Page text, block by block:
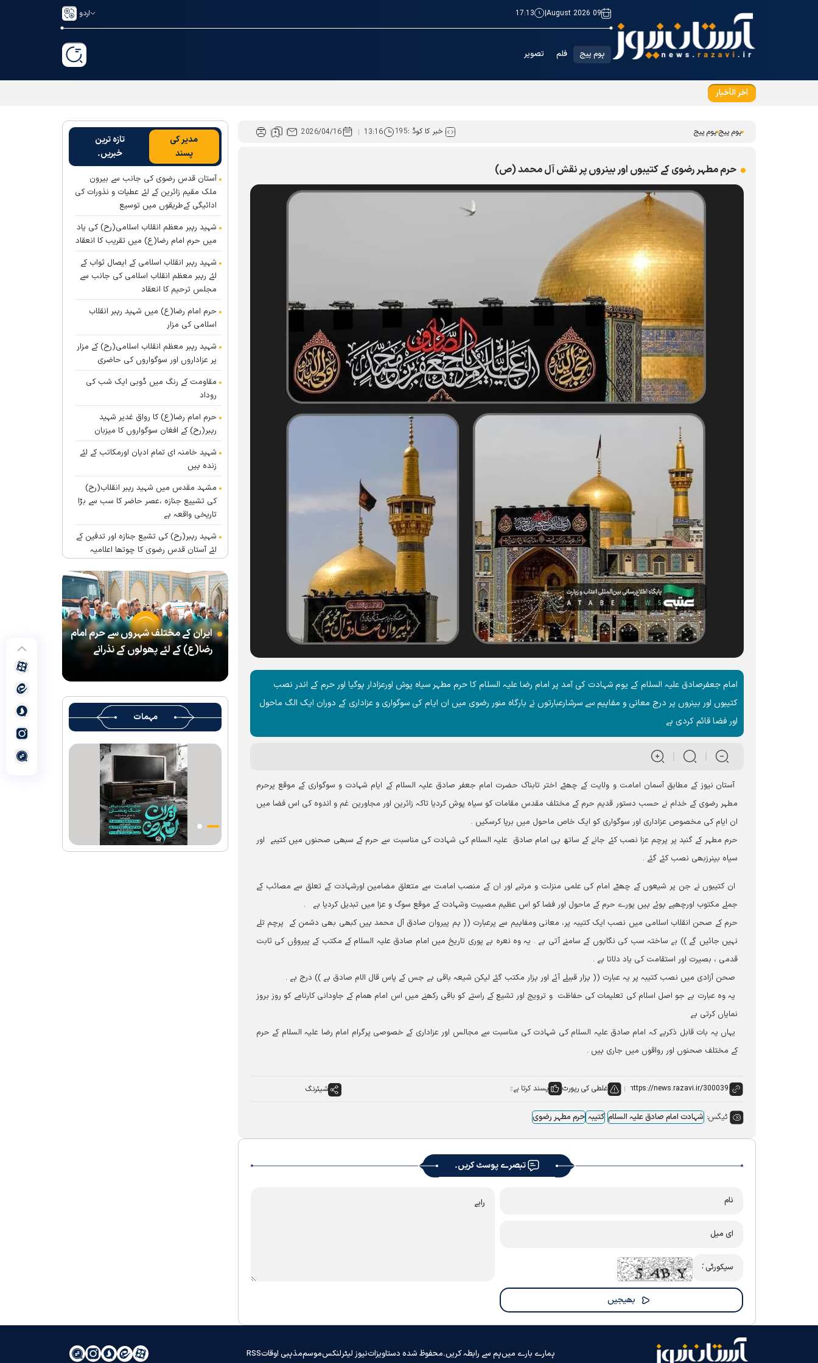
09 August 2026
|
17:13 اردو
ہوم پیج فلم تصویر
آخر الأخبار
ہوم پیج ہوم پیج خبر کا کوڈ :195
13:16
2026/04/16
حرم مطہر رضوی کے کتیبوں اور بینروں پر نقش آل محمد (ص)
امام جعفرصادق علیہ السلام کے یوم شہادت کی آمد پر امام رضا علیہ السلام کا حرم مطہر سیاہ پوش اورعزادار ہوگيا اور حرم کے اندر نصب
کتیبوں اور بینروں پر درج معانی و مفاہیم سے سرشارعبارتوں نے بارگاہ منور رضوی میں ان ایام کی سوگواری و عزاداری کے دوران ایک الگ ماحول
اور فضا قائم کردی ہے
آ‎ستان نیوز کے مطابق آسمان امامت و ولایت کے چھٹے اختر تابناک حضرت امام جعفر صادق علیہ السلام کے ایام شہادت و سوگواری کے موقع پرحرم
مطہر رضوی کے خدام نے حسب دستور قدیم حرم کے مختلف مقدس مقامات کو سیاہ پوش کردیا تاکہ زائرین اور مجاورین غم و اندوہ کی اس فضا میں
ان ایام کی مخصوص عزاداری اور سوگواری کو ایک خاص ماحول میں برپا کرسکیں ۔
حرم مطہر کے گنبد پر پرچم عزا نصب کئے جانے کے ساتھ ہی امام صادق علیہ السلام کی شہادت کی مناسبت سے حرم کے سبھی صحنوں میں کتیبے اور
سیاہ بینرزبھی نصب کئے گئے ۔
ان کتیبوں نے جن پر شیعوں کے چھٹے امام کی علمی منزلت و مرتبے اور ان کے منصب امامت سے متعلق مضامین اورشہادت کے تعلق سے مصائب کے
جملے مکتوب اورچھپے ہوئے ہیں پورے حرم کے ماحول اور فضا کو اس عظیم مصیبت وشہادت کے موقع سوگ و عزا میں تبدیل کردیا ہے ۔
حرم کے صحن انقلاب اسلامی میں نصب ایک کتیبہ پر، معانی ومفاہیم سے پرعبارت (( ہم پیروان صادق آل محمد ہیں کبھی بھی دشمن کے پرچم تلے
نہيں جائيں گے )) بے ساختہ سب کی نگاہوں کے سامنے آتی ہے ۔ یہ وہ نعرہ ہے پوری تاریخ میں امام صادق علیہ السلام کے مکتب کے پیروؤں کی ثابت
قدمی ، بصیرت اور استقامت کی یاد دلاتا ہے ۔
صحن آزادی میں نصب کتیبہ پر یہ عبارت (( ہزار قبیلے آئے اور ہزار مکتب گئے لیکن شیعہ باقی ہے جس کے پاس قال الام صادق ہے )) درج ہے ۔
یہ وہ عبارت ہے جو اصل اسلام کی تعلیمات کی حفاظت و ترویج اور تشیع کے راستے کو باقی رکھنے میں اس امام ھمام کے جاودانی کارنامے کو روز بروز
نمایاں کرتی ہے
یہاں یہ بات قابل ذکرہے کہ امام صادق علیہ السلام کی شہادت کی مناسبت سے مجالس اور عزاداری کے خصوصی پرگرام امام رضا علیہ السلام کے حرم
کے مختلف صحنوں اور رواقوں میں جاری ہیں ۔
غلطی کی رپورٹ پسند کرتا ہے: شیئرنگ
ٹیگس: شہادت امام صادق علیہ السلام کتیبہحرم مطہر رضوی
تبصرے پوسٹ کریں۔
مدیر کی
پسند
تازہ ترین
خبریں۔
آستان قدس رضوی کی جانب سے بیرون
ملک مقیم زائرین کے لئے عطیات و نذورات کی
ادائیگی کےطریقوں میں توسیع
شہید رہبر معظم انقلاب اسلامی(رح) کی یاد
میں حرم امام رضا(ع) میں تقریب کا انعقاد
شہید رہبر انقلاب اسلامی کے ایصال ثواب کے
لئے رہبر معظم انقلاب اسلامی کی جانب سے
مجلس ترحیم کا انعقاد
حرم امام رضا(ع) میں شہید رہبر انقلاب
اسلامی کی مزار
شہید رہبر معظم انقلاب اسلامی(رح) کے مزار
پر عزاداروں اور سوگواروں کی حاضری
مقاومت کے رنگ میں ڈوبی ایک شب کی
روداد
حرم امام رضا(ع) کا رواق غدیر شہید
رہبر(رح) کے افغان سوگواروں کا میزبان
شہید خامنہ ای تمام ادیان اورمکاتب کے لئے
زندہ ہيں
مشہد مقدس میں شہید رہبر انقلاب(رح)
کی تشییع جنازہ ،عصر حاضر کا سب سے بڑا
تاریخی واقعہ ہے
شہید رہبر(رح) کی تشیع جنازہ اور تدفین کے
لئے آستان قدس رضوی کا چوتھا اعلامیہ
حرم امام رضا(ع) میں واقع شہید رہبر(رح)
کے تحائف کا میوزیم اور قرآنی میوزیم کھول
دیا گیا ہے
شہید رہبر کے تشیع جنازہ میں شرکت کے لئے
آستان قدس رضوی کے متولی کا پیغام
بین الاقوامی سطح پر ’’قومو للہ‘‘ نعرے کی
پروگرام
رہبرشہید کے سوگواروں کے لئے کرامت رضوی
(( آقای شہید ایران )) نامی چار جلدوں پر
مشتمل کتاب منظرعام پر آگئی
شہید رہبر(رح) ایک قرآنی نابغہ اور قرآنی
احکامات پرعمل کرنے والی شخصیت تھے؛
استاد پناہی
ایران کے مختلف شہروں سے حرم امام
رضا(ع) کے لئے پھولوں کے نذرانے
مہمات
ہمارے بارے میںہم سے رابطہ کریں۔محفوظ شدہ دستاویزاتنیوز لیٹرلنکسموسممذہبی اوقاتRSS